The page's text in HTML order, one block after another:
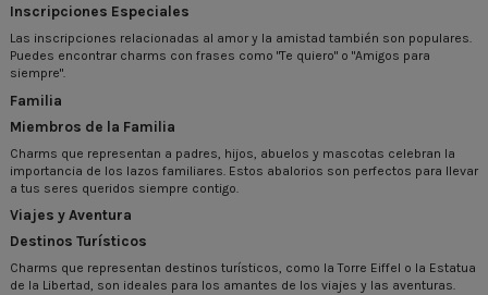
Inscripciones Especiales
Las inscripciones relacionadas al amor y la amistad también son populares.
Puedes encontrar charms con frases como "Te quiero" o "Amigos para
siempre".
Familia
Miembros de la Familia
Charms que representan a padres, hijos, abuelos y mascotas celebran la
importancia de los lazos familiares. Estos abalorios son perfectos para llevar
a tus seres queridos siempre contigo.
Viajes y Aventura
Destinos Turísticos
Charms que representan destinos turísticos, como la Torre Eiffel o la Estatua
de la Libertad, son ideales para los amantes de los viajes y las aventuras.